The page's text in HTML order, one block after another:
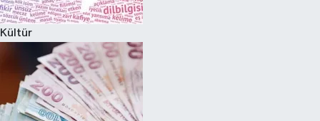
Kültür